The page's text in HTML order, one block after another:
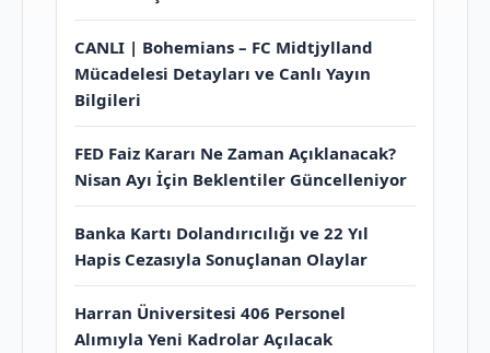
CANLI | Bohemians – FC Midtjylland
Mücadelesi Detayları ve Canlı Yayın
Bilgileri
FED Faiz Kararı Ne Zaman Açıklanacak?
Nisan Ayı İçin Beklentiler Güncelleniyor
Banka Kartı Dolandırıcılığı ve 22 Yıl
Hapis Cezasıyla Sonuçlanan Olaylar
Harran Üniversitesi 406 Personel
Alımıyla Yeni Kadrolar Açılacak